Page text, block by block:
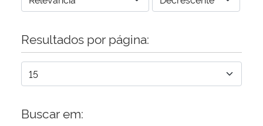
Resultados por página:
Buscar em: